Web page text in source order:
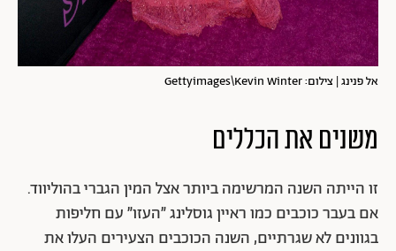
אל פנינג | צילום: Gettyimages\Kevin Winter
משנים את הכללים
זו הייתה השנה המרשימה ביותר אצל המין הגברי בהוליווד.
אם בעבר כוכבים כמו ראיין גוסלינג ״העזו״ עם חליפות
בגוונים לא שגרתיים, השנה הכוכבים הצעירים העלו את